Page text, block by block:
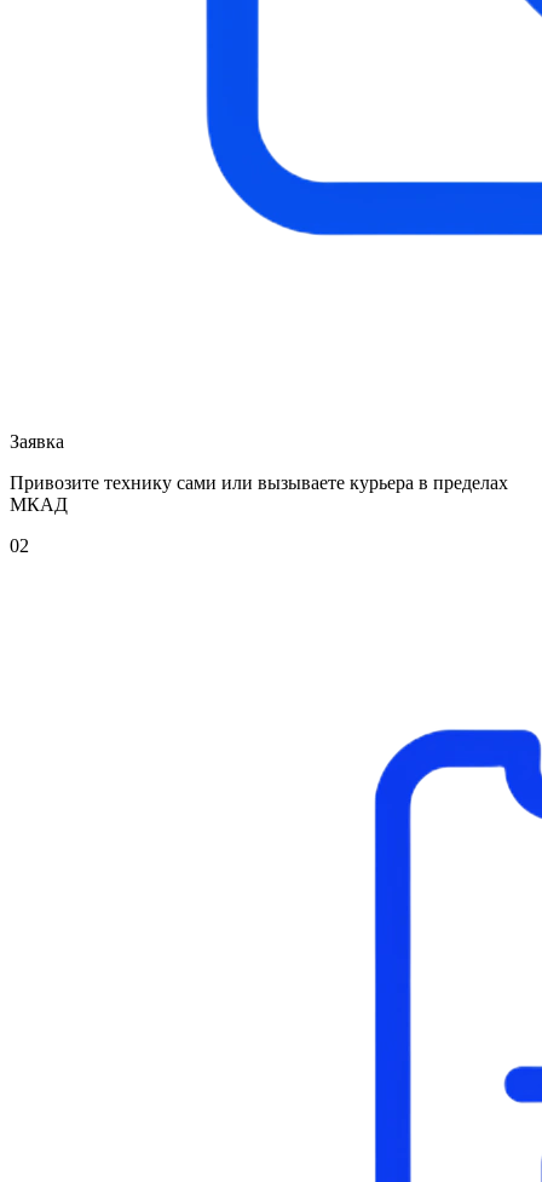
Заявка
Привозите технику сами или вызываете курьера в пределах
МКАД
02